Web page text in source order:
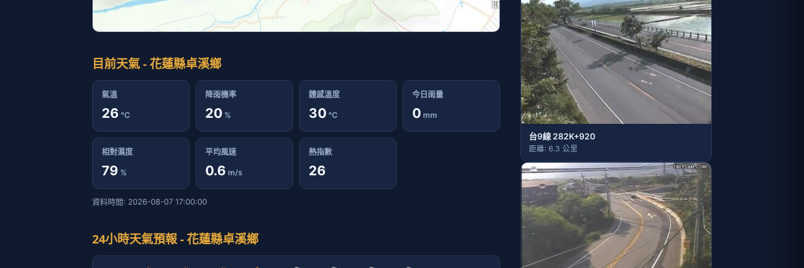
目前天氣 - 花蓮縣卓溪鄉
氣溫
26 ℃
降雨機率
20 %
體感溫度
30 ℃
今日雨量
0 mm
相對濕度
79 %
平均風速
0.6 m/s
熱指數
26
資料時間: 2026-08-07 17:00:00
24小時天氣預報 - 花蓮縣卓溪鄉
台9線 282K+920
距離: 6.3 公里